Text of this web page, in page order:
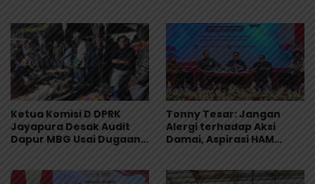
Masyarakat Adat
Ketua Komisi D DPRK
Jayapura Desak Audit
Dapur MBG Usai Dugaan
Tonny Tesar: Jangan
Alergi terhadap Aksi
Damai, Aspirasi HAM